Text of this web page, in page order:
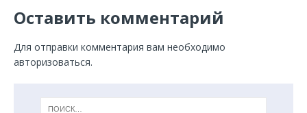
Оставить комментарий
Для отправки комментария вам необходимо
авторизоваться.